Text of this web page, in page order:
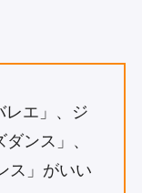
レエ」、ジ
ンス」、
ス」がいい